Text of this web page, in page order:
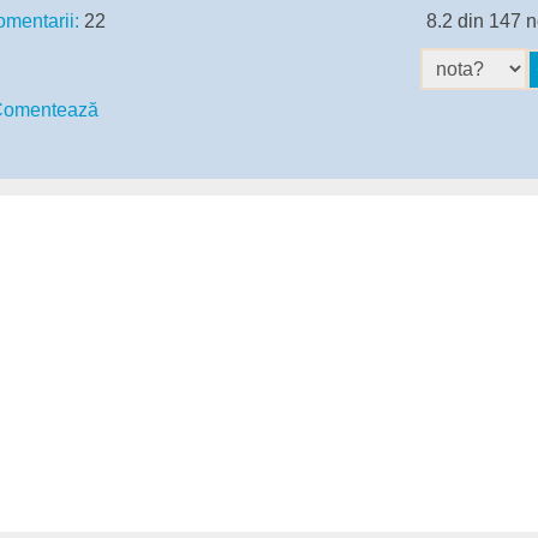
22 8.2 din 147